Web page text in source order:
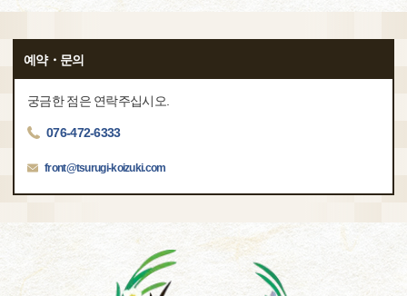
예약・문의
궁금한 점은 연락주십시오.
076-472-6333
front@tsurugi-koizuki.com